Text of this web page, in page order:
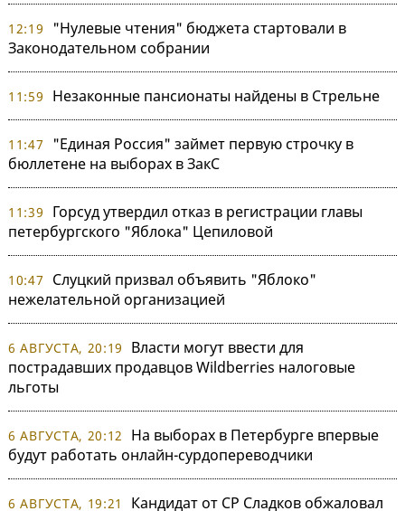
12:19
"Нулевые чтения" бюджета стартовали в
Законодательном собрании
11:59 Незаконные пансионаты найдены в Стрельне
11:47
"Единая Россия" займет первую строчку в
бюллетене на выборах в ЗакС
11:39
Горсуд утвердил отказ в регистрации главы
петербургского "Яблока" Цепиловой
10:47
Слуцкий призвал объявить "Яблоко"
нежелательной организацией
6 АВГУСТА, 20:19
Власти могут ввести для
пострадавших продавцов Wildberries налоговые
льготы
6 АВГУСТА, 20:12
На выборах в Петербурге впервые
будут работать онлайн-сурдопереводчики
6 АВГУСТА, 19:21
Кандидат от СР Сладков обжаловал